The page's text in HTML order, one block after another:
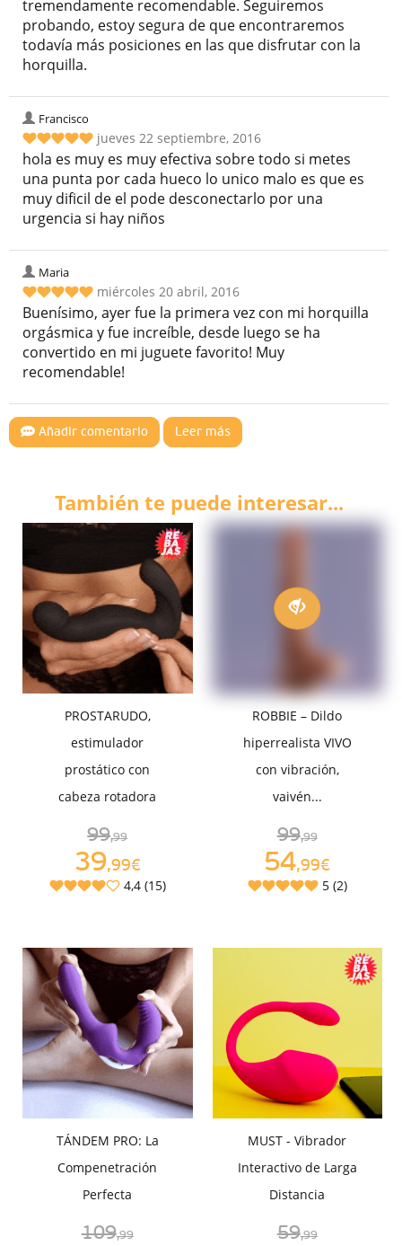
tremendamente recomendable. Seguiremos
probando, estoy segura de que encontraremos
todavía más posiciones en las que disfrutar con la
horquilla.
Francisco
jueves 22 septiembre, 2016
hola es muy es muy efectiva sobre todo si metes
una punta por cada hueco lo unico malo es que es
muy dificil de el pode desconectarlo por una
urgencia si hay niños
Maria
miércoles 20 abril, 2016
Buenísimo, ayer fue la primera vez con mi horquilla
orgásmica y fue increíble, desde luego se ha
convertido en mi juguete favorito! Muy
recomendable!
Añadir comentario Leer más
También te puede interesar...
PROSTARUDO,
estimulador
prostático con
cabeza rotadora
99,99
39,99€
4,4 (15)
ROBBIE – Dildo
hiperrealista VIVO
con vibración,
vaivén...
99,99
54,99€
5 (2)
TÁNDEM PRO: La
Compenetración
Perfecta
109,99
MUST - Vibrador
Interactivo de Larga
Distancia
59,99